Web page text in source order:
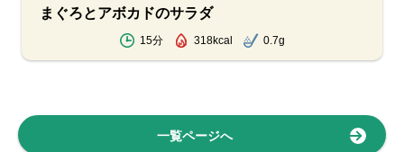
まぐろとアボカドのサラダ
15分 318kcal 0.7g
一覧ページへ